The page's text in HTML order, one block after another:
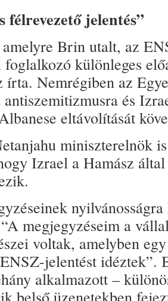
félrevezető jelentés”
Brin utalt, az
különleges
írta. Nemrégiben az
és
eltávolítását
miniszterelnök
Izrael a Hamász
megjegyzéseim a
voltak, amelyben
jelentést idéztek”.
alkalmazott –
belső üzenetekben